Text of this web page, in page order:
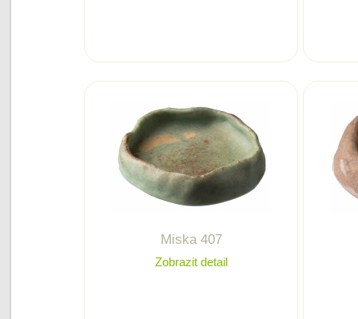
Miska 407
Zobrazit detail